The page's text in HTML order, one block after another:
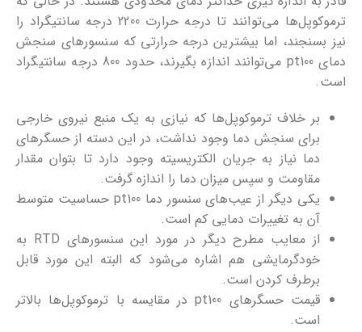
ترموکوپل‌ها می‌توانند تا درجه حرارت 2200 درجه سانتیگراد را
نیز بسنجند، اما بیشترین درجه حرارتی که سنسورهای سنجش
دمای pt100 می‌توانند اندازه بگیرند، حدود 800 درجه سانتیگراد
است.
بر خلاف ترموکوپل‌ها که نیازی به یک منبع نیروی خارجی
برای سنجش دما وجود نداشت، در این دسته از حسگرهای
دما نیاز به جریان الکتریسیته وجود دارد تا بتوان مقدار
مقاومت و سپس میزان دما را اندازه گرفت.
یکی دیگر از عیب‌های سنسور دما pt100 حساسیت متوسط
آن به تغییرات دمایی کم است.
از معایب مطرح دیگر در مورد این سنسورهای RTD به
خودگرمایشی هم اشاره می‌شود که البته این مورد قابل
برطرف کردن است.
قیمت حسگرهای pt100 در مقایسه با ترموکوپل‌ها بالاتر
است.